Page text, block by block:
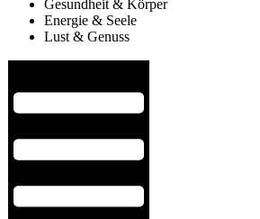
Gesundheit & Körper
Energie & Seele
Lust & Genuss